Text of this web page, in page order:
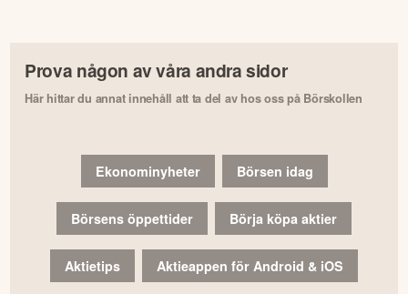
Prova någon av våra andra sidor
Här hittar du annat innehåll att ta del av hos oss på Börskollen
Ekonominyheter Börsen idag
Börsens öppettider Börja köpa aktier
Aktietips Aktieappen för Android & iOS